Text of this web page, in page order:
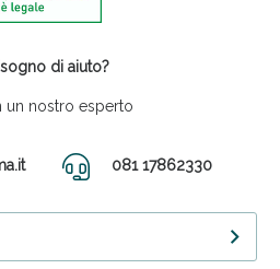
di aiuto?
un nostro esperto
081 17862330